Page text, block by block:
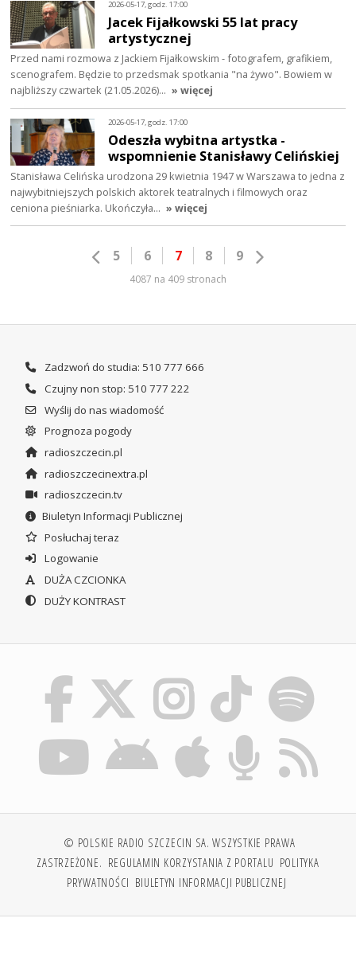
2026-05-17, godz. 17:00
Jacek Fijałkowski 55 lat pracy
artystycznej
Przed nami rozmowa z Jackiem Fijałkowskim - fotografem, grafikiem,
scenografem. Będzie to przedsmak spotkania "na żywo". Bowiem w
najbliższy czwartek (21.05.2026)… » więcej
2026-05-17, godz. 17:00
Odeszła wybitna artystka -
wspomnienie Stanisławy Celińskiej
Stanisława Celińska urodzona 29 kwietnia 1947 w Warszawa to jedna z
najwybitniejszych polskich aktorek teatralnych i filmowych oraz
ceniona pieśniarka. Ukończyła… » więcej
5 6 7 8 9
4087 na 409 stronach
Zadzwoń do studia: 510 777 666
Czujny non stop: 510 777 222
Wyślij do nas wiadomość
Prognoza pogody
radioszczecin.pl
radioszczecinextra.pl
radioszczecin.tv
Biuletyn Informacji Publicznej
Posłuchaj teraz
Logowanie
DUŻA CZCIONKA
DUŻY KONTRAST
© POLSKIE RADIO SZCZECIN SA. WSZYSTKIE PRAWA
ZASTRZEŻONE. REGULAMIN KORZYSTANIA Z PORTALU POLITYKA
PRYWATNOŚCI BIULETYN INFORMACJI PUBLICZNEJ